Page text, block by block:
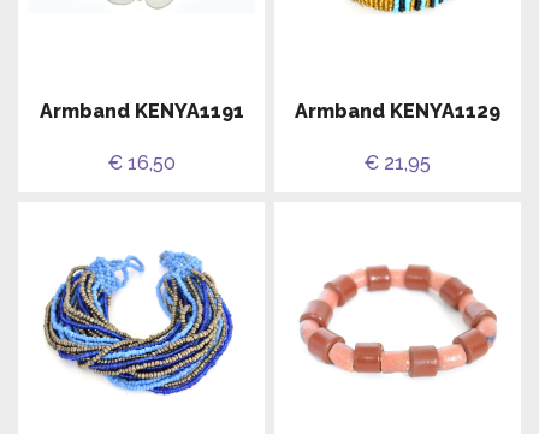
Armband KENYA1191
€ 16,50
Armband KENYA1129
€ 21,95